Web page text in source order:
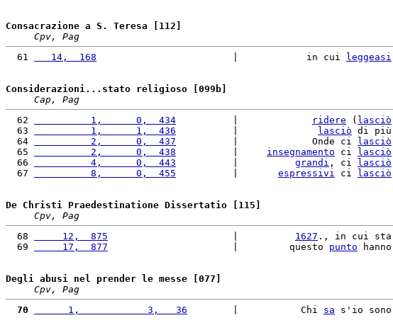
Consacrazione a S. Teresa [112]
Cpv, Pag
  61
   14,  168
                        |            in cui
leggeasi
Considerazioni...stato religioso [099b]
Cap, Pag
  62
          1,      0,  434
ridere ( lasciò
  63
          1,      1,  436
lasciò di più
  64
          2,      0,  437
          |             Onde ci
lasciò
  65
          2,      0,  438
insegnamento ci lasciò
  66
          4,      0,  443
grandi , ci lasciò
  67
          8,      0,  455
espressivi ci lasciò
De Christi Praedestinatione Dissertatio [115]
Cpv, Pag
  68
     12,  875
1627 ., in cui sta
  69
     17,  877
                      |         questo
punto hanno
Degli abusi nel prender le messe [077]
Cpv, Pag
  70
      1,            3,   36
        |           Chi
sa s'io sono